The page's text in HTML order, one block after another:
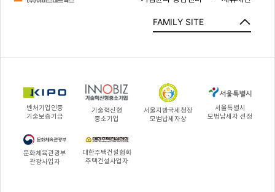
FAMILY SITE
벤처기업인증
기술보증기금
기술혁신형
중소기업
서울지방국세청장
모범납세자상
서울특별시
모범납세자 선정
문화체육관광부
관광사업자
대한주택건설협회
주택건설사업자